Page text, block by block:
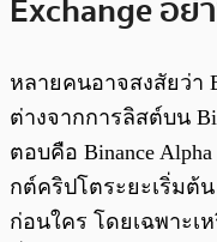
หลายคนอาจสงสัยว่า
ต่างจากการลิสต์บน
ตอบคือ Binance
กต์คริปโตระยะเริ่มต้
ก่อนใคร โดยเฉพาะเ